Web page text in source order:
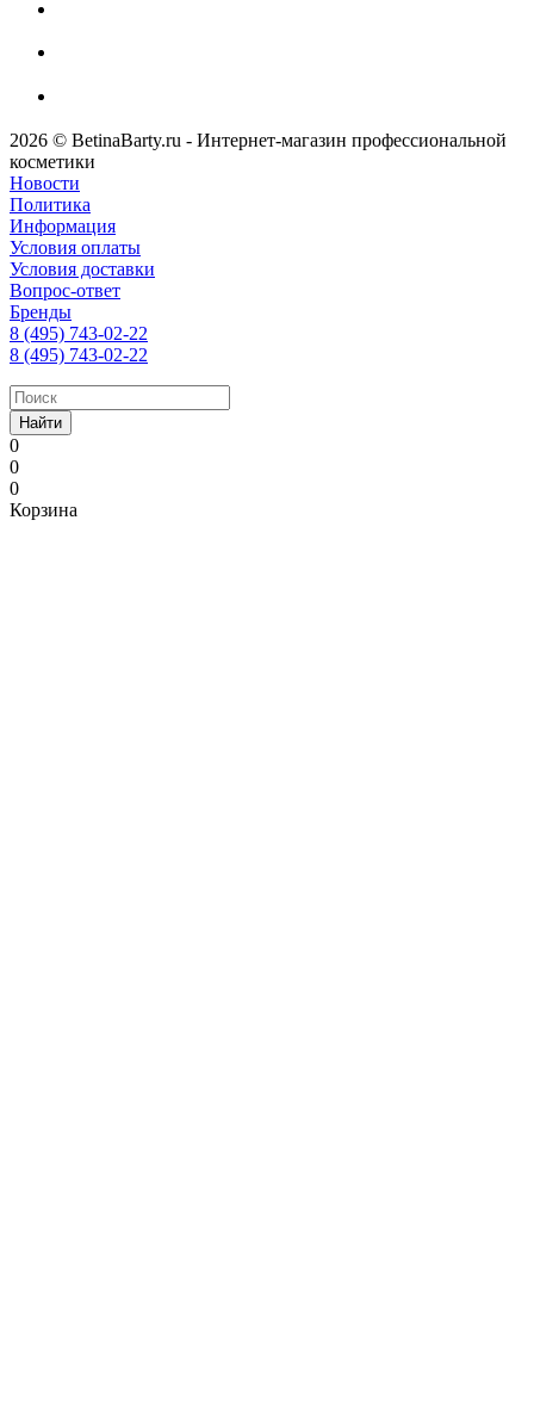
2026 © BetinaBarty.ru - Интернет-магазин профессиональной
косметики
Новости
Политика
Информация
Условия оплаты
Условия доставки
Вопрос-ответ
Бренды
8 (495) 743-02-22
8 (495) 743-02-22
Найти
0
0
0
Корзина